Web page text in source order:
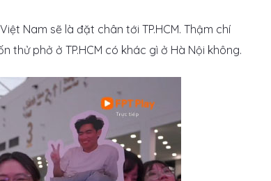
Nam sẽ là đặt chân tới TP.HCM. Thậm chí
phở ở TP.HCM có khác gì ở Hà Nội không.